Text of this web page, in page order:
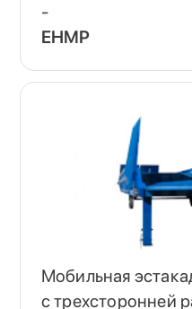
-
EHMP
Мобильная
с трехсторонней